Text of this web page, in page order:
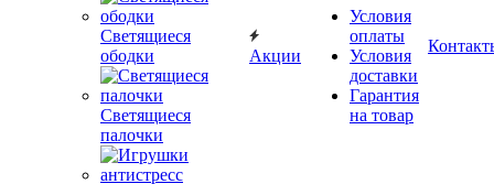
Светящиеся
ободки
Светящиеся
палочки
Акции
Условия
оплаты
Условия
доставки
Гарантия
на товар